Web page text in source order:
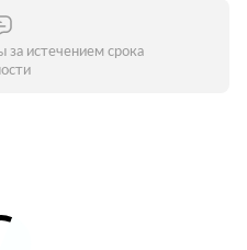
за истечением срока